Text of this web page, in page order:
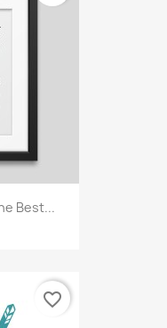
Best...
favorite_border